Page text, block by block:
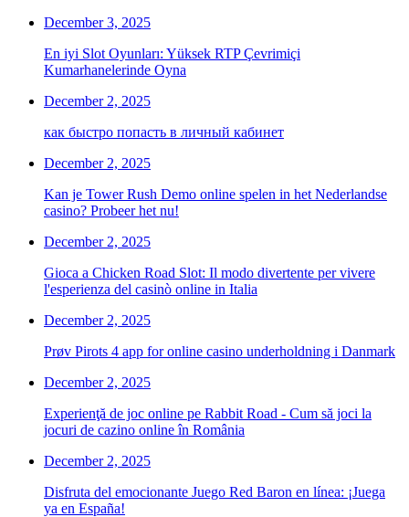
December 3, 2025
En iyi Slot Oyunları: Yüksek RTP Çevrimiçi
Kumarhanelerinde Oyna
December 2, 2025
как быстро попасть в личный кабинет
December 2, 2025
Kan je Tower Rush Demo online spelen in het Nederlandse
casino? Probeer het nu!
December 2, 2025
Gioca a Chicken Road Slot: Il modo divertente per vivere
l'esperienza del casinò online in Italia
December 2, 2025
Prøv Pirots 4 app for online casino underholdning i Danmark
December 2, 2025
Experienţă de joc online pe Rabbit Road - Cum să joci la
jocuri de cazino online în România
December 2, 2025
Disfruta del emocionante Juego Red Baron en línea: ¡Juega
ya en España!